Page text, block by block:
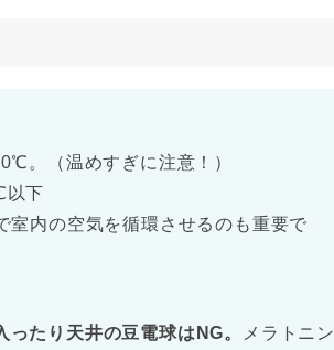
。（温めすぎに注意！）
以下
内の空気を循環させるのも重要で
ったり天井の豆電球はNG。
メラトニン